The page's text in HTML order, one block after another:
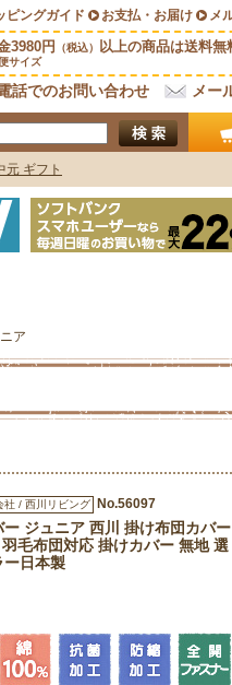
ア
社 / 西川リビング No.56097
ー ジュニア 西川 掛け布団カバー
毛布団対応 掛けカバー 無地 選
ー日本製